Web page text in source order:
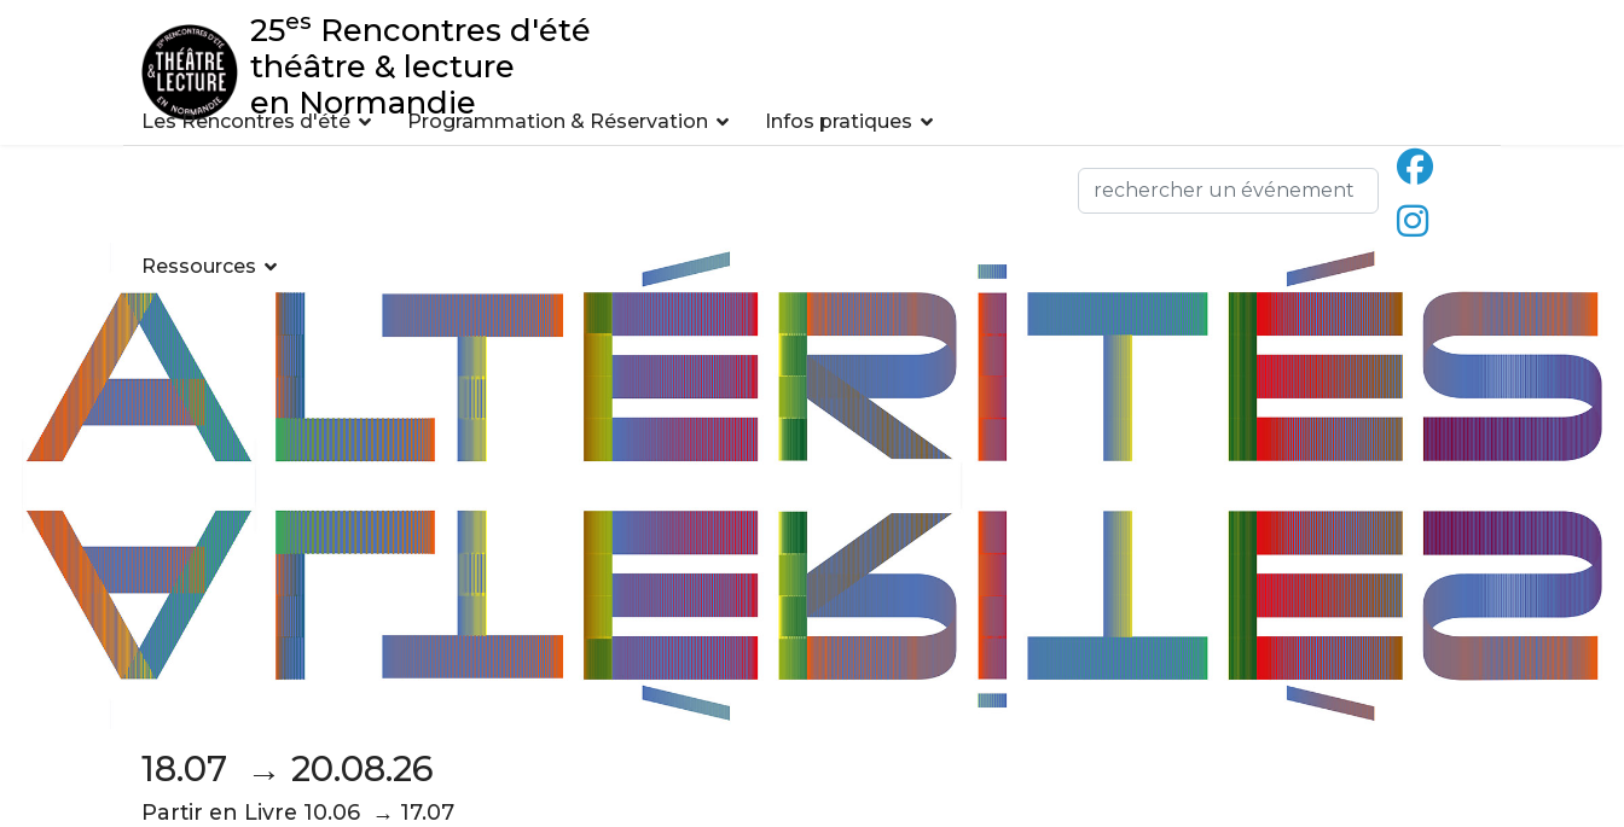
25es Rencontres d'été
théâtre & lecture
en Normandie
Les Rencontres d'été Programmation & Réservation Infos pratiques
Ressources
18.07 → 20.08.26
Partir en Livre 10.06 → 17.07